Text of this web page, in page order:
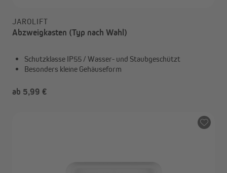
JAROLIFT
Abzweigkasten (Typ nach Wahl)
Schutzklasse IP55 / Wasser- und Staubgeschützt
Besonders kleine Gehäuseform
ab 5,99 €